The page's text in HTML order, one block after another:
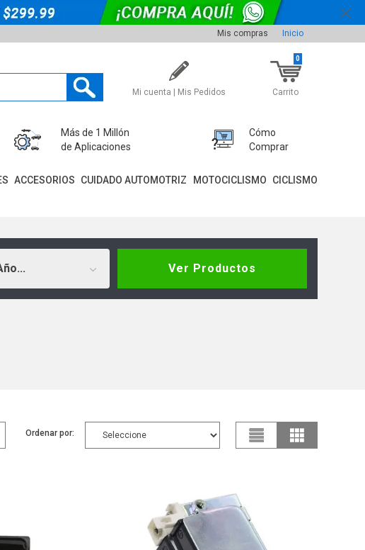
Mis compras Inicio
Mi cuenta | Mis Pedidos Carrito
0
Más de 1 Millón
de Aplicaciones
Cómo
Comprar
ACCESORIOS CUIDADO AUTOMOTRIZ MOTOCICLISMO CICLISMO
Ver Productos
Ordenar por: